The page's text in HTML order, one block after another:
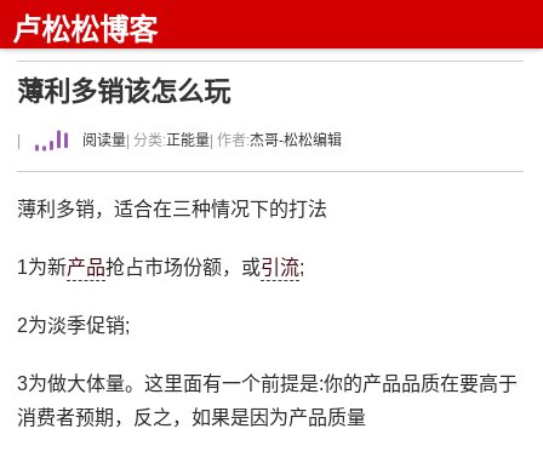
卢松松博客
薄利多销该怎么玩
阅读量 | 分类:正能量 | 作者:杰哥-松松编辑
薄利多销，适合在三种情况下的打法
1为新产品抢占市场份额，或引流;
2为淡季促销;
3为做大体量。这里面有一个前提是:你的产品品质在要高于
消费者预期，反之，如果是因为产品质量